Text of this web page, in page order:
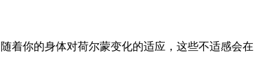
着你的身体对荷尔蒙变化的适应，这些不适感会在